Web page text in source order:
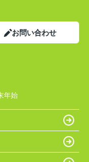
お問い合わせ
年始